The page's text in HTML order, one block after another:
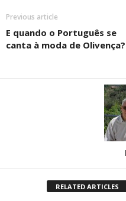
Previous article
E quando o Português se
canta à moda de Olivença?
RELATED ARTICLES